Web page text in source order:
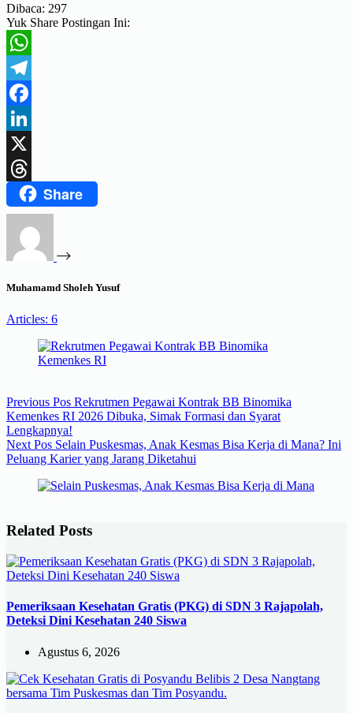
Dibaca: 297
Yuk Share Postingan Ini:
WhatsApp
Telegram
Facebook
LinkedIn
X
ThreadsShare
Muhamamd Sholeh Yusuf
Articles: 6
Previous Pos Rekrutmen Pegawai Kontrak BB Binomika
Kemenkes RI 2026 Dibuka, Simak Formasi dan Syarat
Lengkapnya!
Next Pos Selain Puskesmas, Anak Kesmas Bisa Kerja di Mana? Ini
Peluang Karier yang Jarang Diketahui
Related Posts
Pemeriksaan Kesehatan Gratis (PKG) di SDN 3 Rajapolah,
Deteksi Dini Kesehatan 240 Siswa
Agustus 6, 2026